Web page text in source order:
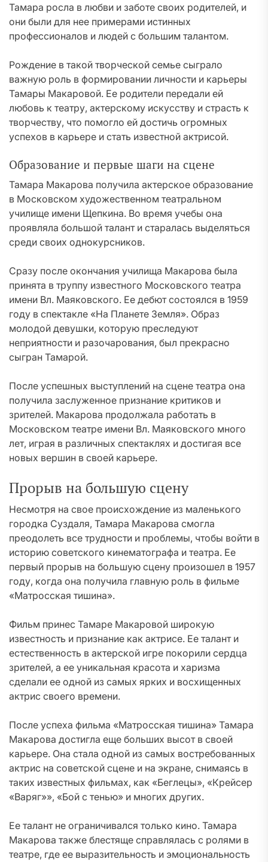
Тамара росла в любви и заботе своих родителей, и
они были для нее примерами истинных
профессионалов и людей с большим талантом.
Рождение в такой творческой семье сыграло
важную роль в формировании личности и карьеры
Тамары Макаровой. Ее родители передали ей
любовь к театру, актерскому искусству и страсть к
творчеству, что помогло ей достичь огромных
успехов в карьере и стать известной актрисой.
Образование и первые шаги на сцене
Тамара Макарова получила актерское образование
в Московском художественном театральном
училище имени Щепкина. Во время учебы она
проявляла большой талант и старалась выделяться
среди своих однокурсников.
Сразу после окончания училища Макарова была
принята в труппу известного Московского театра
имени Вл. Маяковского. Ее дебют состоялся в 1959
году в спектакле «На Планете Земля». Образ
молодой девушки, которую преследуют
неприятности и разочарования, был прекрасно
сыгран Тамарой.
После успешных выступлений на сцене театра она
получила заслуженное признание критиков и
зрителей. Макарова продолжала работать в
Московском театре имени Вл. Маяковского много
лет, играя в различных спектаклях и достигая все
новых вершин в своей карьере.
Прорыв на большую сцену
Несмотря на свое происхождение из маленького
городка Суздаля, Тамара Макарова смогла
преодолеть все трудности и проблемы, чтобы войти в
историю советского кинематографа и театра. Ее
первый прорыв на большую сцену произошел в 1957
году, когда она получила главную роль в фильме
«Матросская тишина».
Фильм принес Тамаре Макаровой широкую
известность и признание как актрисе. Ее талант и
естественность в актерской игре покорили сердца
зрителей, а ее уникальная красота и харизма
сделали ее одной из самых ярких и восхищенных
актрис своего времени.
После успеха фильма «Матросская тишина» Тамара
Макарова достигла еще больших высот в своей
карьере. Она стала одной из самых востребованных
актрис на советской сцене и на экране, снимаясь в
таких известных фильмах, как «Беглецы», «Крейсер
«Варяг»», «Бой с тенью» и многих других.
Ее талант не ограничивался только кино. Тамара
Макарова также блестяще справлялась с ролями в
театре, где ее выразительность и эмоциональность